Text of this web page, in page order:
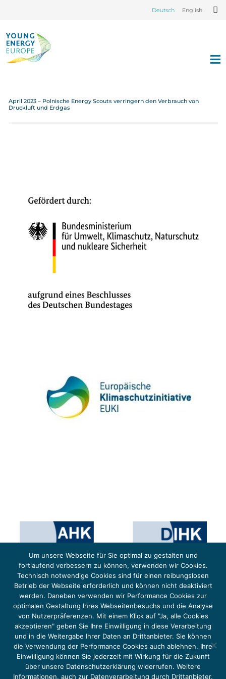
Deutsch English
April 2023 – Polnische Energy Scouts verringern den Verbrauch von
Druckluft und Erdgas
Das Projekt YOUNG ENERGY EUROPE wird gefördert durch die Europäische Klimaschutzinitiative (EUKI).
Die EUKI ist ein Förderinstrument des deutschen Bundesministeriums für Umwelt, Klimaschutz,
Naturschutz und nukleare Sicherheit (BMUKN). Übergeordnetes Ziel der EUKI ist eine Intensivierung des
grenzüberschreitenden Dialogs sowie des Wissens- und Erfahrungsaustauschs in der Europäischen Union,
um gemeinsam die Umsetzung des Paris Abkommens voranzutreiben.
Um unsere Webseite für Sie optimal zu gestalten und
fortlaufend verbessern zu können, verwenden wir Cookies.
Technisch notwendige Cookies sind für einen reibungslosen
Betrieb der Webseite erforderlich und können nicht deaktiviert
werden. Daneben verwenden wir Performance Cookies zur
optimalen Gestaltung Ihres Webseitenbesuchs und die Analyse
von Nutzerpräferenzen. Mit einem Klick auf "Ja, alle Cookies
akzeptieren" geben Sie Ihre Einwilligung in diese Verarbeitung
und in die Weitergabe Ihrer Daten an Drittanbieter. Sie können
die Verwendung der Performance Cookies auch ablehnen. Ihre
Einwilligung können Sie jederzeit mit Wirkung für die Zukunft
über unsere Datenschutzerklärung widerrufen. Weitere
Informationen, auch zur Datenverarbeitung durch Drittanbieter,